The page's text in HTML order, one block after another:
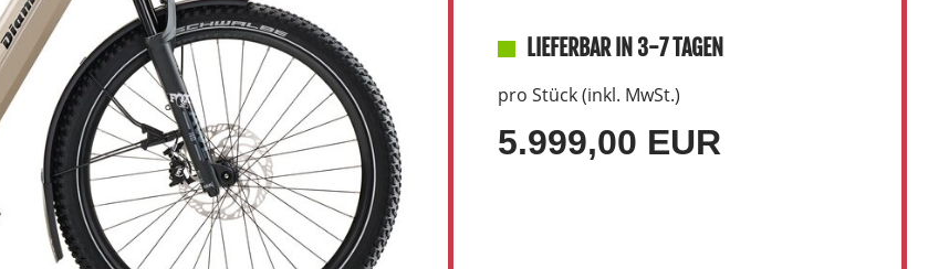
LIEFERBAR IN 3-7 TAGEN
pro Stück (inkl. MwSt.)
5.999,00 EUR